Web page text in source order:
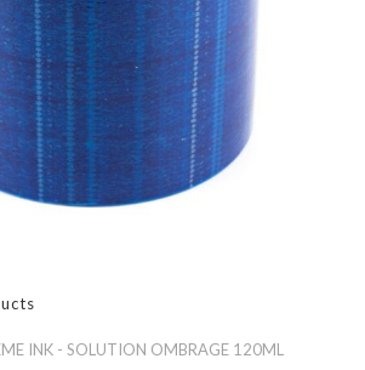
INK - SOLUTION OMBRAGE 120ML